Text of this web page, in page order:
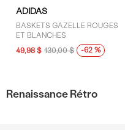
ADIDAS
BASKETS GAZELLE ROUGES
ET BLANCHES
49,98 $ 130,00 $ -62 %
Renaissance Rétro